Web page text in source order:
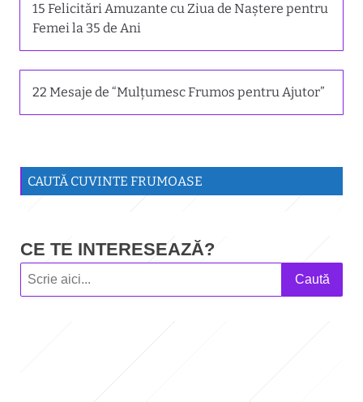
15 Felicitări Amuzante cu Ziua de Naștere pentru
Femei la 35 de Ani
22 Mesaje de “Mulțumesc Frumos pentru Ajutor”
CAUTĂ CUVINTE FRUMOASE
CE TE INTERESEAZĂ?
Caută